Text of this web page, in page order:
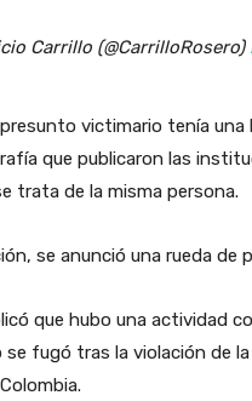
Carrillo (@CarrilloRosero)
victimario tenía
que publicaron las
trata de la misma persona.
se anunció una rueda de
que hubo una actividad
se fugó tras la violación de